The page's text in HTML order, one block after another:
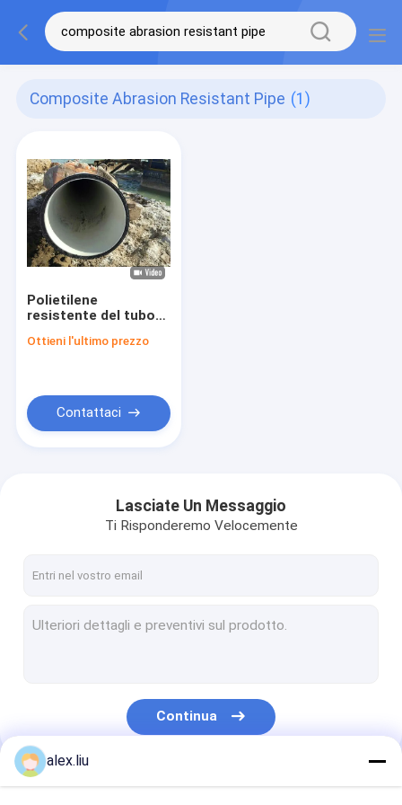
Composite Abrasion Resistant Pipe (1)
Polietilene
resistente del tubo
di usura con il
Ottieni l'ultimo prezzo
Contattaci
Lasciate Un Messaggio
Ti Risponderemo Velocemente
Continua
Le Nostre Categorie
alex.liu